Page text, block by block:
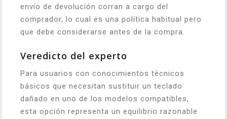
envío de devolución corran a cargo del
comprador, lo cual es una política habitual pero
que debe considerarse antes de la compra.
Veredicto del experto
Para usuarios con conocimientos técnicos
básicos que necesitan sustituir un teclado
dañado en uno de los modelos compatibles,
esta opción representa un equilibrio razonable